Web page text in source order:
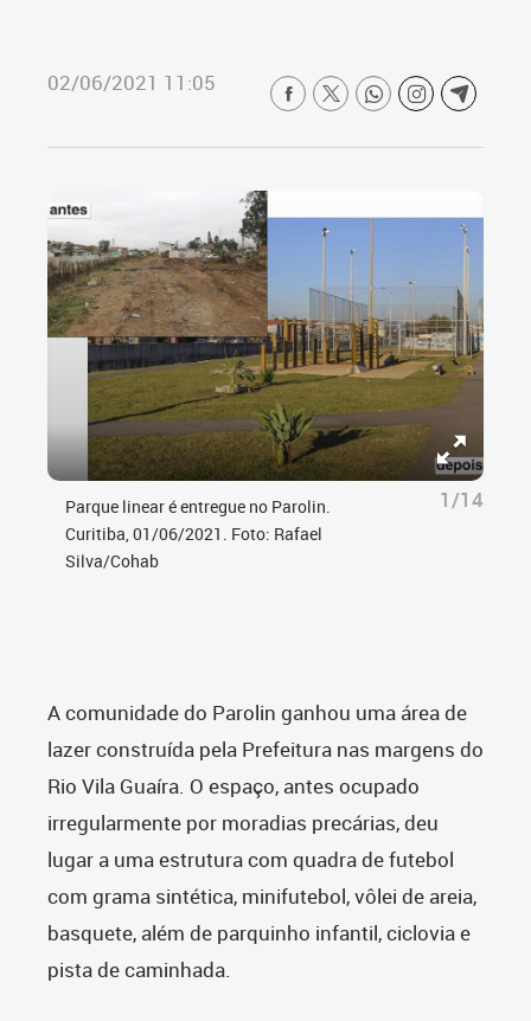
02/06/2021 11:05
Parque linear é entregue no Parolin.
Curitiba, 01/06/2021. Foto: Rafael
Silva/Cohab
1/14
A comunidade do Parolin ganhou uma área de
lazer construída pela Prefeitura nas margens do
Rio Vila Guaíra. O espaço, antes ocupado
irregularmente por moradias precárias, deu
lugar a uma estrutura com quadra de futebol
com grama sintética, minifutebol, vôlei de areia,
basquete, além de parquinho infantil, ciclovia e
pista de caminhada.